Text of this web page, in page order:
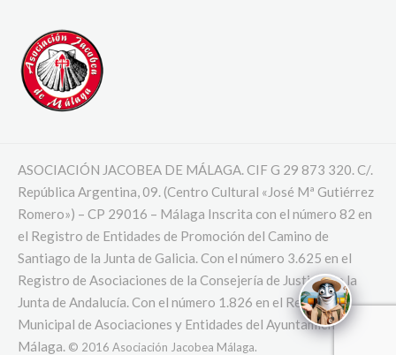
ASOCIACIÓN JACOBEA DE MÁLAGA. CIF G 29 873 320. C/.
República Argentina, 09. (Centro Cultural «José Mª Gutiérrez
Romero») – CP 29016 – Málaga Inscrita con el número 82 en
el Registro de Entidades de Promoción del Camino de
Santiago de la Junta de Galicia. Con el número 3.625 en el
Registro de Asociaciones de la Consejería de Justicia de la
Junta de Andalucía. Con el número 1.826 en el Registro
Municipal de Asociaciones y Entidades del Ayuntamiento de
Málaga. © 2016 Asociación Jacobea Málaga.